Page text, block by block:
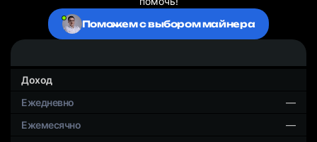
Поможем с выбором майнера
Доход
—
—